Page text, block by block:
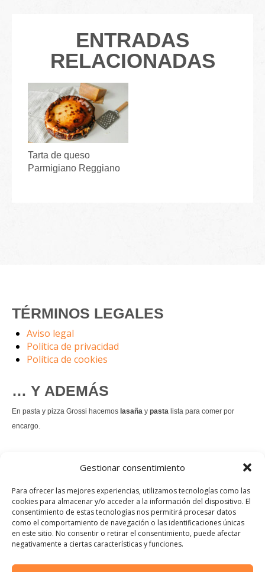
Gestionar consentimiento
Para ofrecer las mejores experiencias, utilizamos tecnologías como las
cookies para almacenar y/o acceder a la información del dispositivo. El
consentimiento de estas tecnologías nos permitirá procesar datos
como el comportamiento de navegación o las identificaciones únicas
en este sitio. No consentir o retirar el consentimiento, puede afectar
negativamente a ciertas características y funciones.
ENTRADAS
RELACIONADAS
Tarta de queso
Parmigiano Reggiano
TÉRMINOS LEGALES
Aviso legal
Política de privacidad
Política de cookies
… Y ADEMÁS
En pasta y pizza Grossi hacemos lasaña y pasta lista para comer por
encargo.
es un permanente.
Pedir comida Just eat
Instagram
Facebook
TikTok
Dirección: